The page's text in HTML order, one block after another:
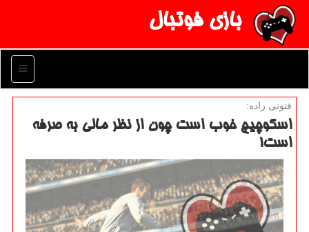
بازی فوتبال
منو
فنونی زاده:
اسكوچیچ خوب است چون از نظر مالی به صرفه
است!